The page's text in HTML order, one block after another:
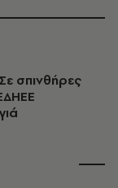
σπινθήρες